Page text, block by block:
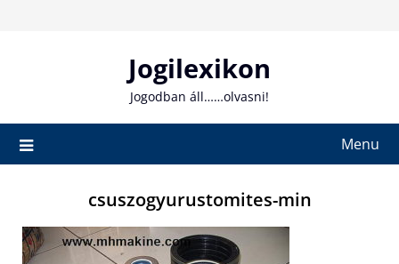
Jogilexikon
Jogodban áll……olvasni!
Menu
csuszogyurustomites-min